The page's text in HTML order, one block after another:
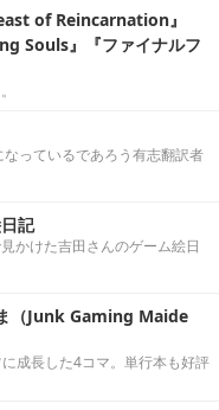
of Reincarnation』
Souls』『ファイナルフ
っているであろう有志翻訳者
記
かけた吉田さんのゲーム絵日
（Junk Gaming Maide
成長した4コマ。単行本も好評